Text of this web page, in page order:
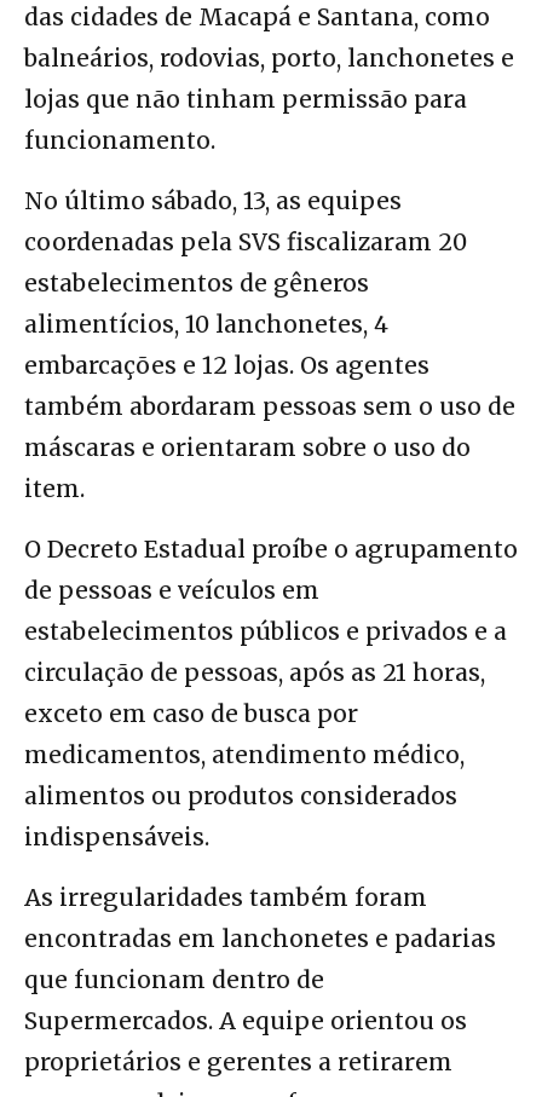
das cidades de Macapá e Santana, como
balneários, rodovias, porto, lanchonetes e
lojas que não tinham permissão para
funcionamento.
No último sábado, 13, as equipes
coordenadas pela SVS fiscalizaram 20
estabelecimentos de gêneros
alimentícios, 10 lanchonetes, 4
embarcações e 12 lojas. Os agentes
também abordaram pessoas sem o uso de
máscaras e orientaram sobre o uso do
item.
O Decreto Estadual proíbe o agrupamento
de pessoas e veículos em
estabelecimentos públicos e privados e a
circulação de pessoas, após as 21 horas,
exceto em caso de busca por
medicamentos, atendimento médico,
alimentos ou produtos considerados
indispensáveis.
As irregularidades também foram
encontradas em lanchonetes e padarias
que funcionam dentro de
Supermercados. A equipe orientou os
proprietários e gerentes a retirarem